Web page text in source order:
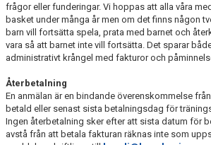
frågor eller funderingar. Vi hoppas att alla våra
basket under många år men om det finns någon
barn vill fortsätta spela, prata med barnet och
vara så att barnet inte vill fortsätta. Det sparar
administrativt krångel med fakturor och
Återbetalning
En anmälan är en bindande överenskommelse
betald eller senast sista betalningsdag för
Ingen återbetalning sker efter att sista datum för
avstå från att betala fakturan räknas inte som